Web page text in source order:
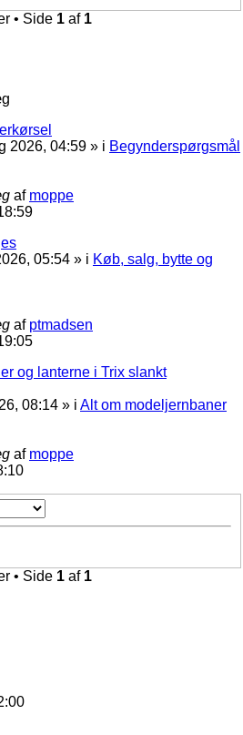
• Side 1 af 1
2026, 04:59 » i Begynderspørgsmål
af moppe
05:54 » i Køb, salg, bytte og
af ptmadsen
og lanterne i Trix slankt
08:14 » i Alt om modeljernbaner
af moppe
• Side 1 af 1